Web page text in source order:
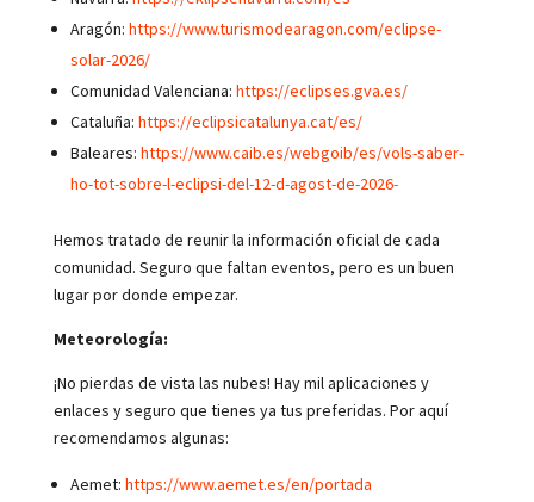
Aragón: https://www.turismodearagon.com/eclipse-
solar-2026/
Comunidad Valenciana: https://eclipses.gva.es/
Cataluña: https://eclipsicatalunya.cat/es/
Baleares: https://www.caib.es/webgoib/es/vols-saber-
ho-tot-sobre-l-eclipsi-del-12-d-agost-de-2026-
Hemos tratado de reunir la información oficial de cada
comunidad. Seguro que faltan eventos, pero es un buen
lugar por donde empezar.
Meteorología:
¡No pierdas de vista las nubes! Hay mil aplicaciones y
enlaces y seguro que tienes ya tus preferidas. Por aquí
recomendamos algunas:
Aemet: https://www.aemet.es/en/portada